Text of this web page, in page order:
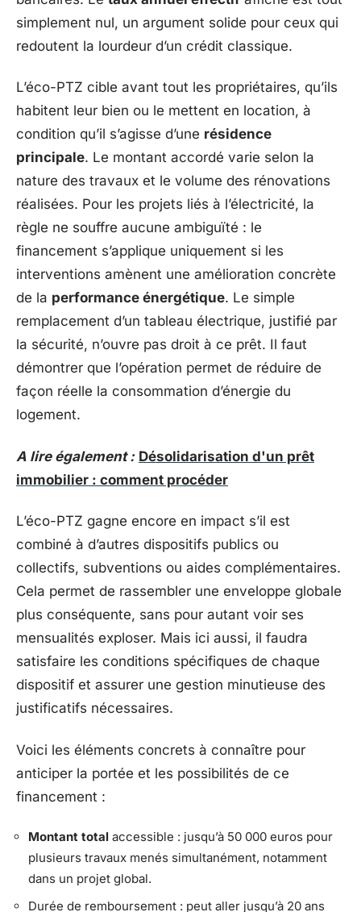
simplement nul, un argument solide pour ceux qui
redoutent la lourdeur d’un crédit classique.
L’éco-PTZ cible avant tout les propriétaires, qu’ils
habitent leur bien ou le mettent en location, à
condition qu’il s’agisse d’une résidence
principale. Le montant accordé varie selon la
nature des travaux et le volume des rénovations
réalisées. Pour les projets liés à l’électricité, la
règle ne souffre aucune ambiguïté : le
financement s’applique uniquement si les
interventions amènent une amélioration concrète
de la performance énergétique. Le simple
remplacement d’un tableau électrique, justifié par
la sécurité, n’ouvre pas droit à ce prêt. Il faut
démontrer que l’opération permet de réduire de
façon réelle la consommation d’énergie du
logement.
A lire également : Désolidarisation d'un prêt
immobilier : comment procéder
L’éco-PTZ gagne encore en impact s’il est
combiné à d’autres dispositifs publics ou
collectifs, subventions ou aides complémentaires.
Cela permet de rassembler une enveloppe globale
plus conséquente, sans pour autant voir ses
mensualités exploser. Mais ici aussi, il faudra
satisfaire les conditions spécifiques de chaque
dispositif et assurer une gestion minutieuse des
justificatifs nécessaires.
Voici les éléments concrets à connaître pour
anticiper la portée et les possibilités de ce
financement :
Montant total accessible : jusqu’à 50 000 euros pour
plusieurs travaux menés simultanément, notamment
dans un projet global.
Durée de remboursement : peut aller jusqu’à 20 ans